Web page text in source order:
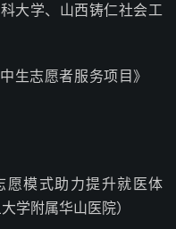
大学、山西铸仁社会工
中生志愿者服务项目》
愿模式助力提升就医体
附属华山医院）